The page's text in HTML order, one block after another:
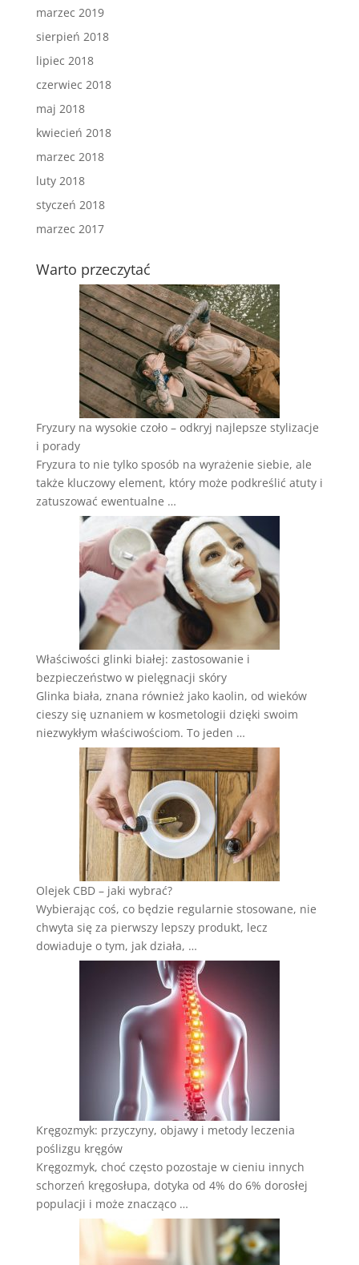
marzec 2019
sierpień 2018
lipiec 2018
czerwiec 2018
maj 2018
kwiecień 2018
marzec 2018
luty 2018
styczeń 2018
marzec 2017
Warto przeczytać
Fryzury na wysokie czoło – odkryj najlepsze stylizacje
i porady
Fryzura to nie tylko sposób na wyrażenie siebie, ale
także kluczowy element, który może podkreślić atuty i
zatuszować ewentualne …
Właściwości glinki białej: zastosowanie i
bezpieczeństwo w pielęgnacji skóry
Glinka biała, znana również jako kaolin, od wieków
cieszy się uznaniem w kosmetologii dzięki swoim
niezwykłym właściwościom. To jeden …
Olejek CBD – jaki wybrać?
Wybierając coś, co będzie regularnie stosowane, nie
chwyta się za pierwszy lepszy produkt, lecz
dowiaduje o tym, jak działa, …
Kręgozmyk: przyczyny, objawy i metody leczenia
poślizgu kręgów
Kręgozmyk, choć często pozostaje w cieniu innych
schorzeń kręgosłupa, dotyka od 4% do 6% dorosłej
populacji i może znacząco …